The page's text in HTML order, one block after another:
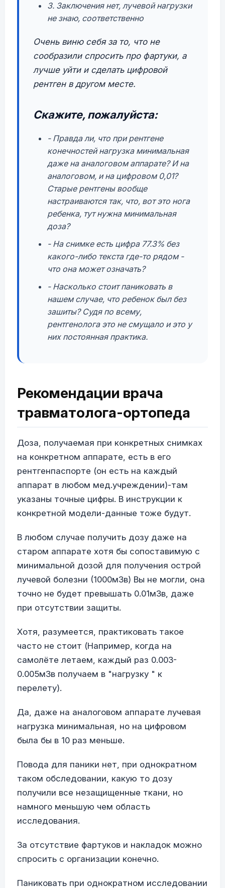
3. Заключения нет, лучевой нагрузки
не знаю, соответственно
Очень виню себя за то, что не
сообразили спросить про фартуки, а
лучше уйти и сделать цифровой
рентген в другом месте.
Скажите, пожалуйста:
- Правда ли, что при рентгене
конечностей нагрузка минимальная
даже на аналоговом аппарате? И на
аналоговом, и на цифровом 0,01?
Старые рентгены вообще
настраиваются так, что, вот это нога
ребенка, тут нужна минимальная
доза?
- На снимке есть цифра 77.3% без
какого-либо текста где-то рядом -
что она может означать?
- Насколько стоит паниковать в
нашем случае, что ребенок был без
зашиты? Судя по всему,
рентгенолога это не смущало и это у
них постоянная практика.
Рекомендации врача
травматолога-ортопеда
Доза, получаемая при конкретных снимках
на конкретном аппарате, есть в его
рентгенпаспорте (он есть на каждый
аппарат в любом мед.учреждении)-там
указаны точные цифры. В инструкции к
конкретной модели-данные тоже будут.
В любом случае получить дозу даже на
старом аппарате хотя бы сопоставимую с
минимальной дозой для получения острой
лучевой болезни (1000мЗв) Вы не могли, она
точно не будет превышать 0.01мЗв, даже
при отсутствии защиты.
Хотя, разумеется, практиковать такое
часто не стоит (Например, когда на
самолёте летаем, каждый раз 0.003-
0.005мЗв получаем в "нагрузку " к
перелету).
Да, даже на аналоговом аппарате лучевая
нагрузка минимальная, но на цифровом
была бы в 10 раз меньше.
Повода для паники нет, при однократном
таком обследовании, какую то дозу
получили все незащищенные ткани, но
намного меньшую чем область
исследования.
За отсутствие фартуков и накладок можно
спросить с организации конечно.
Паниковать при однократном исследовании